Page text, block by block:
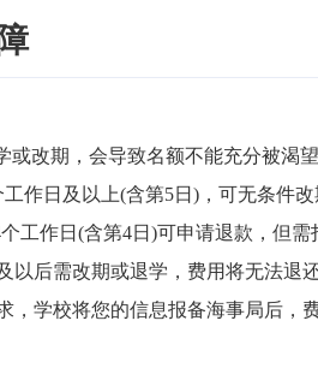
或改期，会导致名额不能充分被渴
工作日及以上(含第5日)，可无条件
工作日(含第4日)可申请退款，但
以后需改期或退学，费用将无法退
，学校将您的信息报备海事局后，